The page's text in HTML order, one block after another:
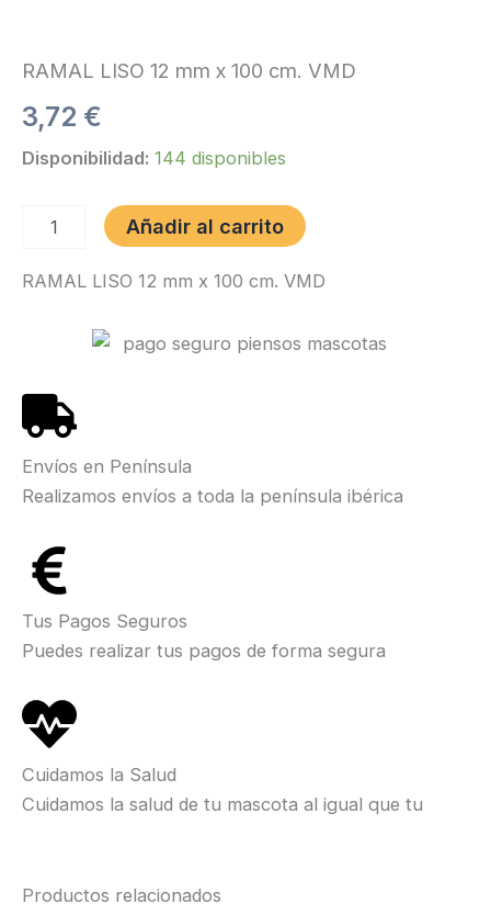
RAMAL LISO 12 mm x 100 cm. VMD
3,72 €
Disponibilidad: 144 disponibles
RAMAL
cm.
Añadir al carrito
RAMAL LISO 12 mm x 100 cm. VMD
Envíos en Península
Realizamos envíos a toda la península ibérica
Tus Pagos Seguros
Puedes realizar tus pagos de forma segura
Cuidamos la Salud
Cuidamos la salud de tu mascota al igual que tu
Productos relacionados